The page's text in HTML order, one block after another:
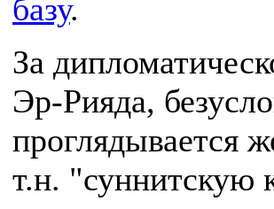
базу.
За
Эр-Рияда,
проглядывается
т.н. "суннитскую